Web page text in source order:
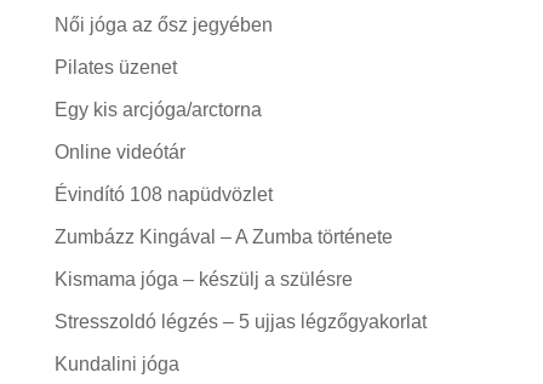
Női jóga az ősz jegyében
Pilates üzenet
Egy kis arcjóga/arctorna
Online videótár
Évindító 108 napüdvözlet
Zumbázz Kingával – A Zumba története
Kismama jóga – készülj a szülésre
Stresszoldó légzés – 5 ujjas légzőgyakorlat
Kundalini jóga